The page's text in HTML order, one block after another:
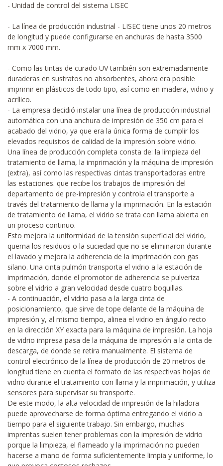
- Unidad de control del sistema LISEC
- La línea de producción industrial - LISEC tiene unos 20 metros
de longitud y puede configurarse en anchuras de hasta 3500
mm x 7000 mm.
- Como las tintas de curado UV también son extremadamente
duraderas en sustratos no absorbentes, ahora era posible
imprimir en plásticos de todo tipo, así como en madera, vidrio y
acrílico.
- La empresa decidió instalar una línea de producción industrial
automática con una anchura de impresión de 350 cm para el
acabado del vidrio, ya que era la única forma de cumplir los
elevados requisitos de calidad de la impresión sobre vidrio.
Una línea de producción completa consta de: la limpieza del
tratamiento de llama, la imprimación y la máquina de impresión
(extra), así como las respectivas cintas transportadoras entre
las estaciones. que recibe los trabajos de impresión del
departamento de pre-impresión y controla el transporte a
través del tratamiento de llama y la imprimación. En la estación
de tratamiento de llama, el vidrio se trata con llama abierta en
un proceso continuo.
Esto mejora la uniformidad de la tensión superficial del vidrio,
quema los residuos o la suciedad que no se eliminaron durante
el lavado y mejora la adherencia de la imprimación con gas
silano. Una cinta pulmón transporta el vidrio a la estación de
imprimación, donde el promotor de adherencia se pulveriza
sobre el vidrio a gran velocidad desde cuatro boquillas.
- A continuación, el vidrio pasa a la larga cinta de
posicionamiento, que sirve de tope delante de la máquina de
impresión y, al mismo tiempo, alinea el vidrio en ángulo recto
en la dirección XY exacta para la máquina de impresión. La hoja
de vidrio impresa pasa de la máquina de impresión a la cinta de
descarga, de donde se retira manualmente. El sistema de
control electrónico de la línea de producción de 20 metros de
longitud tiene en cuenta el formato de las respectivas hojas de
vidrio durante el tratamiento con llama y la imprimación, y utiliza
sensores para supervisar su transporte.
De este modo, la alta velocidad de impresión de la hiladora
puede aprovecharse de forma óptima entregando el vidrio a
tiempo para el siguiente trabajo. Sin embargo, muchas
imprentas suelen tener problemas con la impresión de vidrio
porque la limpieza, el flameado y la imprimación no pueden
hacerse a mano de forma suficientemente limpia y uniforme, lo